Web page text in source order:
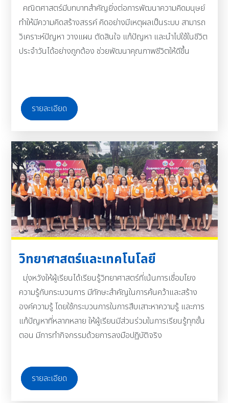
คณิตศาสตร์มีบทบาทสำคัญยิ่งต่อการพัฒนาความคิดมนุษย์
ทำให้มีความคิดสร้างสรรค์ คิดอย่างมีเหตุผลเป็นระบบ สามารถ
วิเคราะห์ปัญหา วางแผน ตัดสินใจ แก้ปัญหา และนำไปใช้ในชีวิต
ประจำวันได้อย่างถูกต้อง ช่วยพัฒนาคุณภาพชีวิตให้ดีขึ้น
รายละเอียด
วิทยาศาสตร์และเทคโนโลยี
มุ่งหวังให้ผู้เรียนได้เรียนรู้วิทยาศาสตร์ที่เน้นการเชื่อมโยง
ความรู้กับกระบวนการ มีทักษะสำคัญในการค้นคว้าและสร้าง
องค์ความรู้ โดยใช้กระบวนการในการสืบเสาะหาความรู้ และการ
แก้ปัญหาที่หลากหลาย ให้ผู้เรียนมีส่วนร่วมในการเรียนรู้ทุกขั้น
ตอน มีการทำกิจกรรมด้วยการลงมือปฏิบัติจริง
รายละเอียด